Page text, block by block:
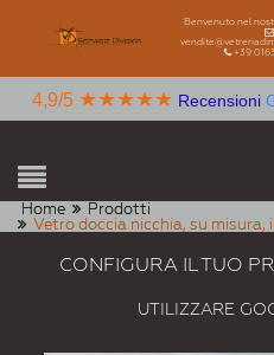
Benvenuto nel
+39
4,9/5 ★★★★★ Recensioni
Home
Prodotti
Vetro doccia nicchia, su
CONFIGURA IL TUO
UTILIZZARE